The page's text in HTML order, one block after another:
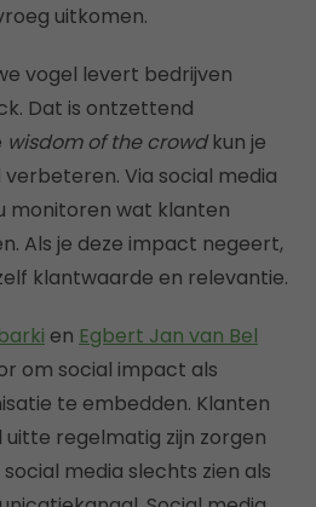
uitkomen.
vogel levert bedrijven
Dat is ontzettend
wisdom of the crowdkun je
Via social media
monitoren wat klanten
Als je deze impact negeert,
klantwaarde en relevantie.
en Egbert Jan van Bel
om social impact als
te embedden. Klanten
uitte regelmatig zijn zorgen
media slechts zien als